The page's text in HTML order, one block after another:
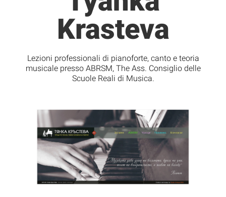
Krasteva
Lezioni professionali di pianoforte, canto e teoria
musicale presso ABRSM, The Ass. Consiglio delle
Scuole Reali di Musica.